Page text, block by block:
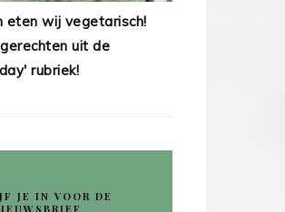
eten wij vegetarisch!
uit de
rubriek!
JE IN VOOR DE